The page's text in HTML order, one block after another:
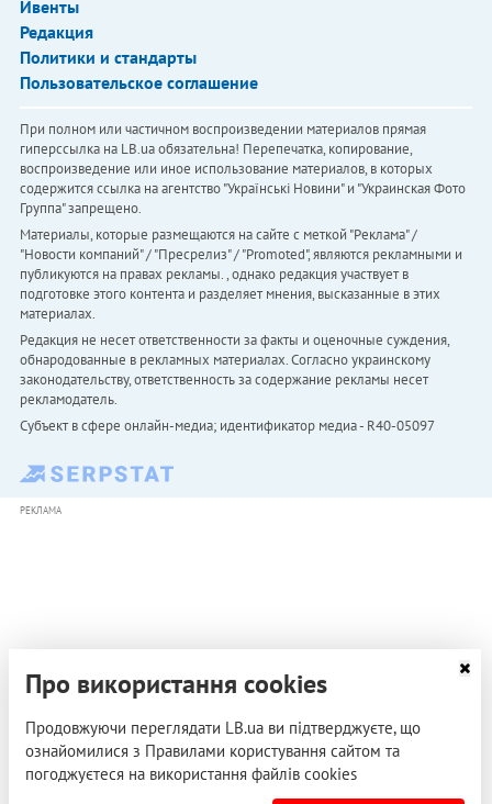
Ивенты
Редакция
Политики и стандарты
Пользовательское соглашение
При полном или частичном воспроизведении материалов прямая
гиперссылка на LB.ua обязательна! Перепечатка, копирование,
воспроизведение или иное использование материалов, в которых
содержится ссылка на агентство "Українськi Новини" и "Украинская Фото
Группа" запрещено.
Материалы, которые размещаются на сайте с меткой "Реклама" /
"Новости компаний" / "Пресрелиз" / "Promoted", являются рекламными и
публикуются на правах рекламы. , однако редакция участвует в
подготовке этого контента и разделяет мнения, высказанные в этих
материалах.
Редакция не несет ответственности за факты и оценочные суждения,
обнародованные в рекламных материалах. Согласно украинскому
законодательству, ответственность за содержание рекламы несет
рекламодатель.
Субъект в сфере онлайн-медиа; идентификатор медиа - R40-05097
РЕКЛАМА
Про використання cookies
Продовжуючи переглядати LB.ua ви підтверджуєте, що
ознайомилися з Правилами користування сайтом та
погоджуєтеся на використання файлів cookies